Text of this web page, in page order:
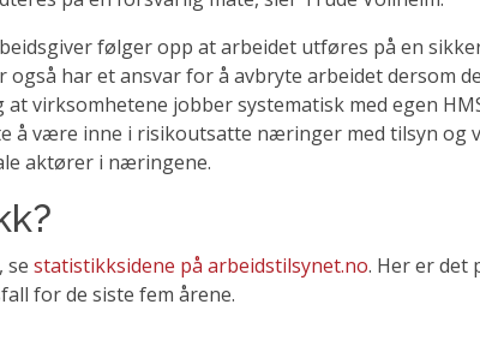
følger opp at arbeidet utføres på en
også har et ansvar for å avbryte arbeidet dersom
virksomhetene jobber systematisk med egen
å være inne i risikoutsatte næringer med tilsyn og
aktører i næringene.
se statistikksidene på arbeidstilsynet.no. Her er det
for de siste fem årene.